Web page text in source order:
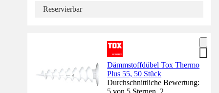
Reservierbar
Dämmstoffdübel Tox Thermo
Plus 55, 50 Stück
Durchschnittliche Bewertung: